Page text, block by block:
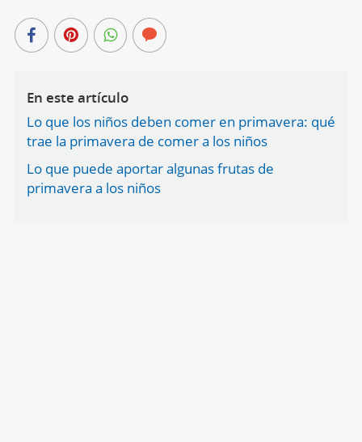
En este artículo
Lo que los niños deben comer en primavera: qué
trae la primavera de comer a los niños
Lo que puede aportar algunas frutas de
primavera a los niños